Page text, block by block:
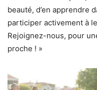
beauté, d’en apprendre
participer activement à
Rejoignez-nous, pour
proche ! »